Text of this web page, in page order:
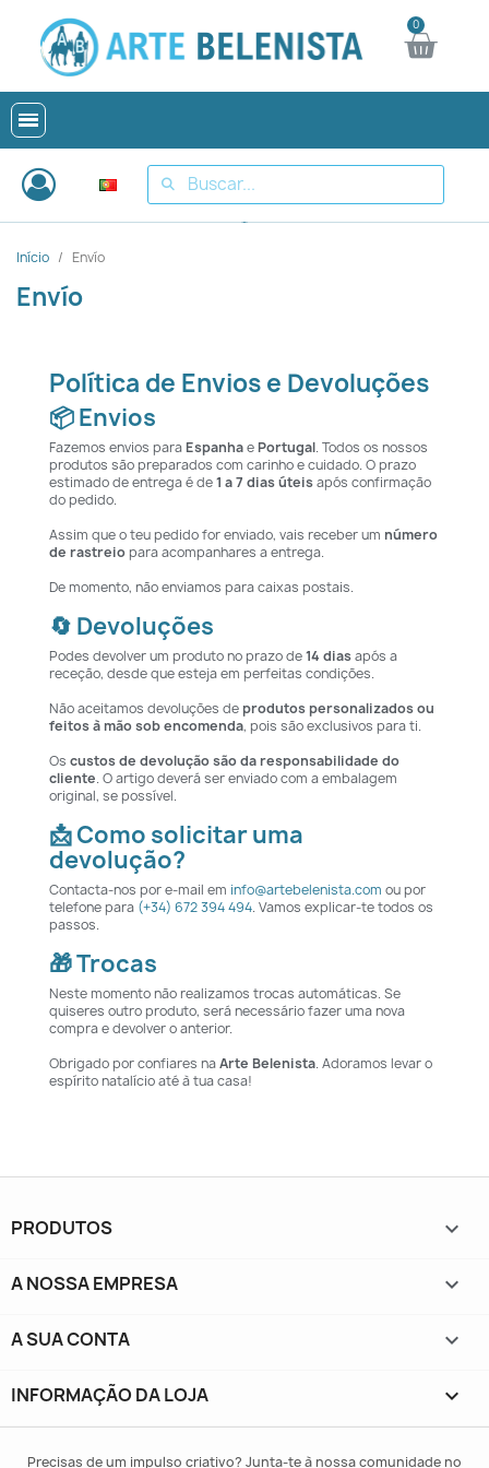
Início Envío
Envío
Política de Envios e Devoluções
📦 Envios
Fazemos envios paraEspanhaePortugal. Todos os nossos
produtos são preparados com carinho e cuidado. O prazo
estimado de entrega é de1 a 7 dias úteisapós confirmação
do pedido.
Assim que o teu pedido for enviado, vais receber um número
de rastreiopara acompanhares a entrega.
De momento, não enviamos para caixas postais.
🔄 Devoluções
Podes devolver um produto no prazo de14 diasapós a
receção, desde que esteja em perfeitas condições.
Não aceitamos devoluções deprodutos personalizados ou
feitos à mão sob encomenda, pois são exclusivos para ti.
Os custos de devolução são da responsabilidade do
cliente. O artigo deverá ser enviado com a embalagem
original, se possível.
📩 Como solicitar uma
devolução?
Contacta-nos por e-mail em info@artebelenista.com ou por
telefone para (+34) 672 394 494. Vamos explicar-te todos os
passos.
🎁 Trocas
Neste momento não realizamos trocas automáticas. Se
quiseres outro produto, será necessário fazer uma nova
compra e devolver o anterior.
Obrigado por confiares naArte Belenista. Adoramos levar o
espírito natalício até à tua casa!
PRODUTOS 
A NOSSA EMPRESA 
A SUA CONTA 
INFORMAÇÃO DA LOJA keyboard_arrow_down
Precisas de um impulso criativo? Junta-te à nossa comunidade no